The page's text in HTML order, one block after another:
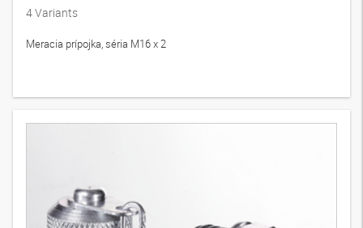
4Variants
Meracia prípojka, séria M16 x 2